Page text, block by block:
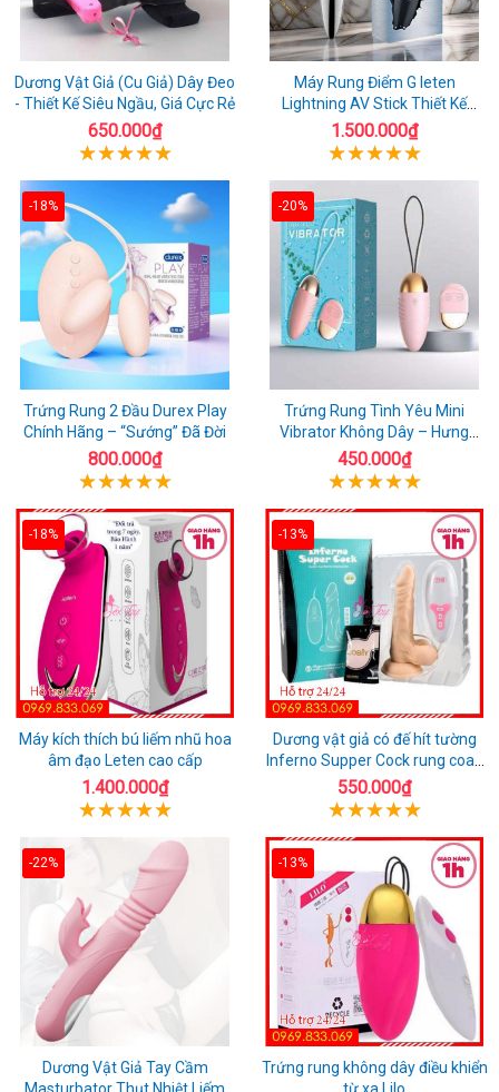
Dương Vật Giả (Cu Giả) Dây Đeo
- Thiết Kế Siêu Ngầu, Giá Cực Rẻ
650.000₫
Máy Rung Điểm G leten
Lightning AV Stick Thiết Kế
Thông Minh
1.500.000₫
-18%
Trứng Rung 2 Đầu Durex Play
Chính Hãng – “Sướng” Đã Đời
800.000₫
-20%
Trứng Rung Tình Yêu Mini
Vibrator Không Dây – Hưng
Phấn Mọi Nơi
450.000₫
-18%
Máy kích thích bú liếm nhũ hoa
âm đạo Leten cao cấp
1.400.000₫
-13%
Dương vật giả có đế hít tường
Inferno Supper Cock rung coay
7 chế độ
550.000₫
-22%
Dương Vật Giả Tay Cầm
Masturbator Thụt Nhiệt Liếm
-13%
Trứng rung không dây điều khiển
từ xa Lilo